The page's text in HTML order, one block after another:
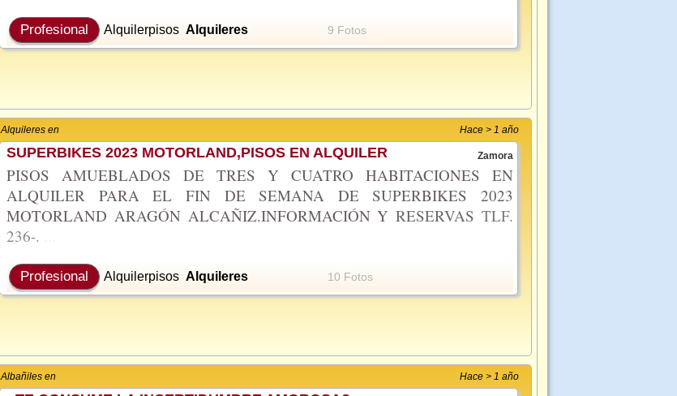
Profesional Alquilerpisos Alquileres 9 Fotos
Alquileres en Hace > 1 año
SUPERBIKES 2023 MOTORLAND,PISOS EN ALQUILER Zamora
PISOS AMUEBLADOS DE TRES Y CUATRO HABITACIONES EN
ALQUILER PARA EL FIN DE SEMANA DE SUPERBIKES 2023
MOTORLAND ARAGÓN ALCAÑIZ.INFORMACIÓN YRESERVASTLF.
236-.
Profesional Alquilerpisos Alquileres 10 Fotos
Albañiles en Hace > 1 año